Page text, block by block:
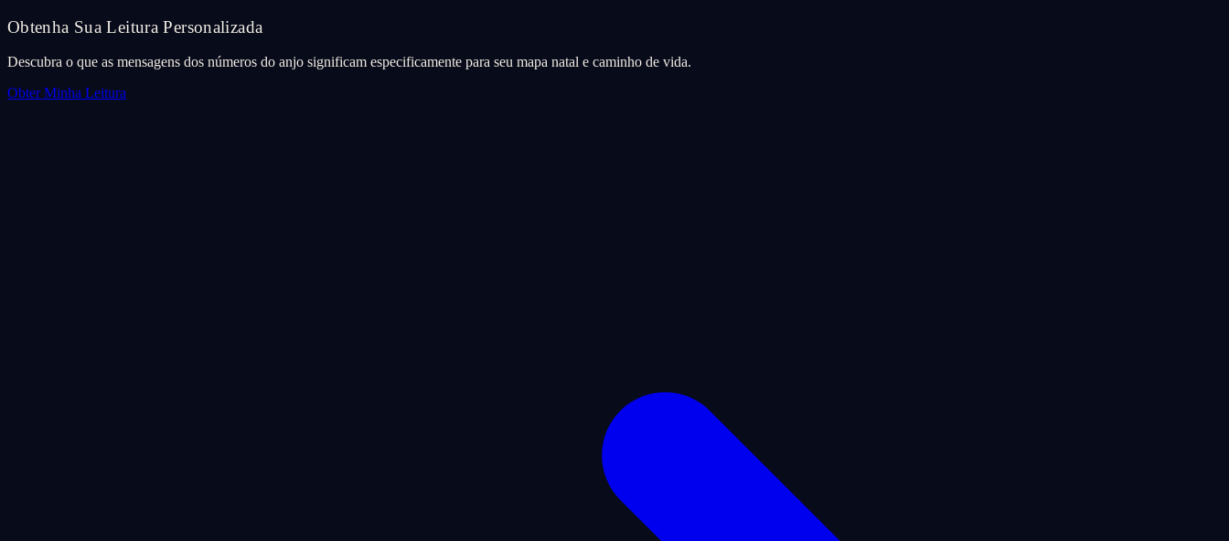
Obtenha Sua Leitura Personalizada
Descubra o que as mensagens dos números do anjo significam especificamente para seu mapa natal e caminho de vida.
Obter Minha Leitura